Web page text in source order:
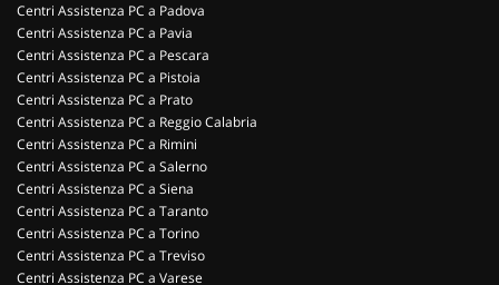
Centri Assistenza PC a Padova
Centri Assistenza PC a Pavia
Centri Assistenza PC a Pescara
Centri Assistenza PC a Pistoia
Centri Assistenza PC a Prato
Centri Assistenza PC a Reggio Calabria
Centri Assistenza PC a Rimini
Centri Assistenza PC a Salerno
Centri Assistenza PC a Siena
Centri Assistenza PC a Taranto
Centri Assistenza PC a Torino
Centri Assistenza PC a Treviso
Centri Assistenza PC a Varese